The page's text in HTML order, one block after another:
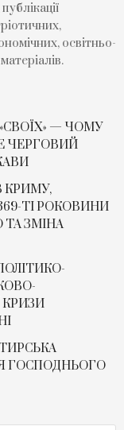
освітньо-
— ЧОМУ
ЧЕРГОВИЙ
КРИМУ,
ТІ РОКОВИНИ
ЗМІНА
КРИЗИ
ГОСПОДНЬОГО